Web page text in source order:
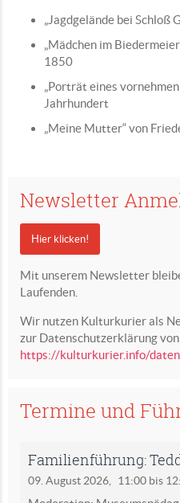
„Jagdgelände bei Schloß
„Mädchen im
1850
„Porträt eines
Jahrhundert
„Meine Mutter“ von
Newsletter
Hier klicken!
Mit unserem Newsletter
Laufenden.
Wir nutzen Kulturkurier als
zur Datenschutzerklärung
https://kulturkurier.info/
Termine und
Familienführung:
09. August 2026, 11:00 bis